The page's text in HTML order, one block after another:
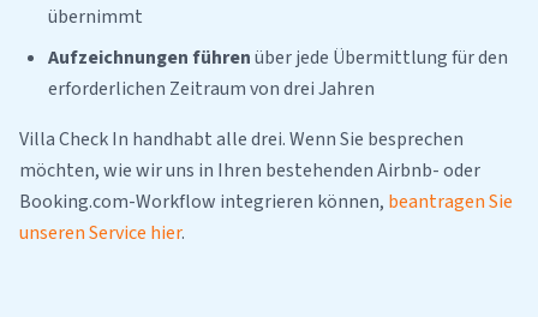
übernimmt
Aufzeichnungen führenüber jede Übermittlung für den
erforderlichen Zeitraum von drei Jahren
Villa Check In handhabt alle drei. Wenn Sie besprechen
möchten, wie wir uns in Ihren bestehenden Airbnb- oder
Booking.com-Workflow integrieren können, beantragen Sie
unseren Service hier.